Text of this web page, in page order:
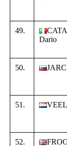
49.
Dario
50.
51.
52.